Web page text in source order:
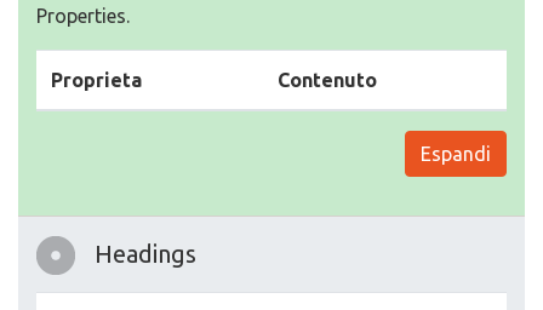
Properties.
Proprieta Contenuto
Espandi
Headings